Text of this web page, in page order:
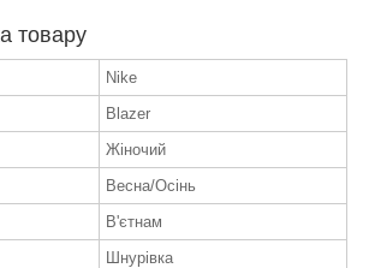
товару
Nike
Blazer
Жіночий
Весна/Осінь
В'єтнам
Шнурівка